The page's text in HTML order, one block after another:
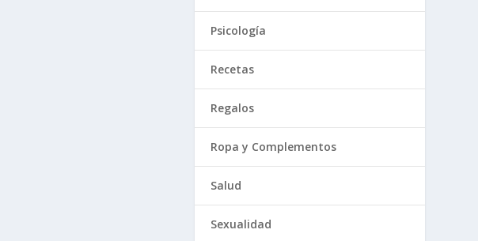
Psicología
Recetas
Regalos
Ropa y Complementos
Salud
Sexualidad